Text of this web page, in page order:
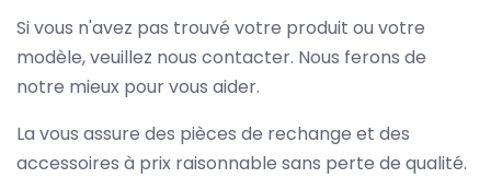
Si vous n'avez pas trouvé votre produit ou votre
modèle, veuillez nous contacter. Nous ferons de
notre mieux pour vous aider.
La vous assure des pièces de rechange et des
accessoires à prix raisonnable sans perte de qualité.